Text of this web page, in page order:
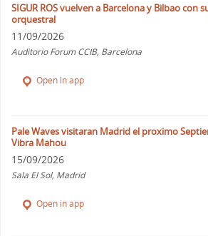
SIGUR ROS vuelven a Barcelona y Bilbao con
orquestral
11/09/2026
Auditorio Forum CCIB, Barcelona
Open in app
Pale Waves visitaran Madrid el proximo
Vibra Mahou
15/09/2026
Sala El Sol, Madrid
Open in app